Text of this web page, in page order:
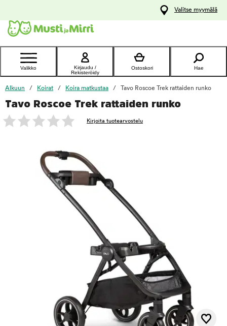
Ota yhteyttä
asiakaspalveluun
Valitse myymälä
Valikko
Kirjaudu /
Rekisteröidy
Ostoskori Hae
Alkuun Koirat Koira matkustaa Tavo Roscoe Trek rattaiden runko
Tavo Roscoe Trek rattaiden runko
Kirjoita tuotearvostelu
foo